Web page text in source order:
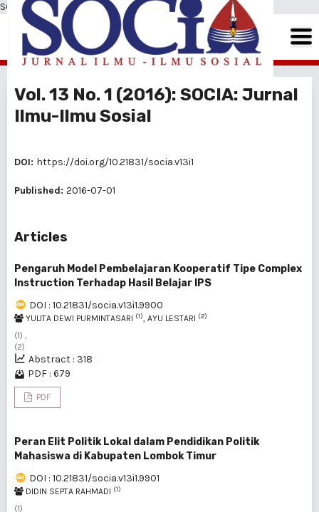
SOCIA: Jurnal Ilmu-Ilmu Sosial
Vol. 13 No. 1 (2016): SOCIA: Jurnal
Ilmu-Ilmu Sosial
DOI: https://doi.org/10.21831/socia.v13i1
Published: 2016-07-01
Articles
Pengaruh Model Pembelajaran Kooperatif Tipe Complex
Instruction Terhadap Hasil Belajar IPS
DOI : 10.21831/socia.v13i1.9900
YULITA DEWI PURMINTASARI (1), AYU LESTARI (2)
(1) ,
(2)
Abstract : 318
PDF : 679
PDF
Peran Elit Politik Lokal dalam Pendidikan Politik
Mahasiswa di Kabupaten Lombok Timur
DOI : 10.21831/socia.v13i1.9901
DIDIN SEPTA RAHMADI (1)
(1)